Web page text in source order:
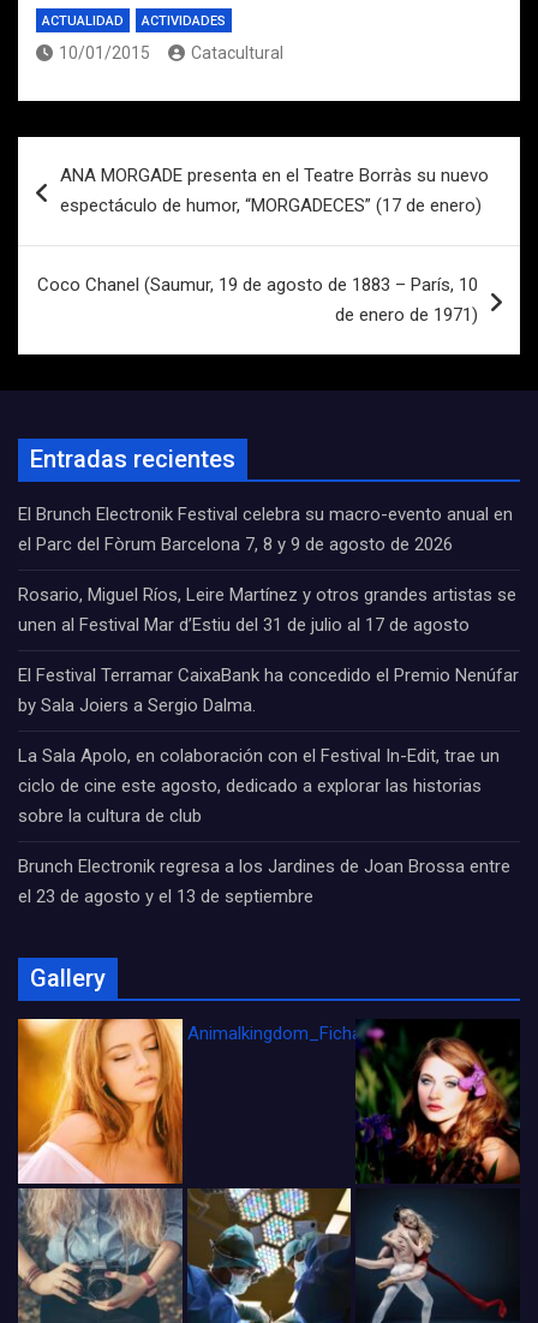
ACTUALIDAD ACTIVIDADES
10/01/2015 Catacultural
de
ANA MORGADE presenta en el Teatre Borràs su nuevo
espectáculo de humor, “MORGADECES” (17 de enero)
Coco Chanel (Saumur, 19 de agosto de 1883 – París, 10
de enero de 1971)
Entradas recientes
El Brunch Electronik Festival celebra su macro-evento anual en
el Parc del Fòrum Barcelona 7, 8 y 9 de agosto de 2026
Rosario, Miguel Ríos, Leire Martínez y otros grandes artistas se
unen al Festival Mar d’Estiu del 31 de julio al 17 de agosto
El Festival Terramar CaixaBank ha concedido el Premio Nenúfar
by Sala Joiers a Sergio Dalma.
La Sala Apolo, en colaboración con el Festival In-Edit, trae un
ciclo de cine este agosto, dedicado a explorar las historias
sobre la cultura de club
Brunch Electronik regresa a los Jardines de Joan Brossa entre
el 23 de agosto y el 13 de septiembre
Gallery
Animalkingdom_FichaCine